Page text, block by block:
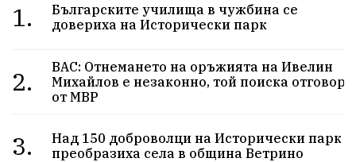
1.
Българските училища в чужбина се
довериха на Исторически парк
2.
ВАС: Отнемането на оръжията на Ивелин
Михайлов е незаконно, той поиска отговор
от МВР
3.
Над 150 доброволци на Исторически парк
преобразиха села в община Ветрино